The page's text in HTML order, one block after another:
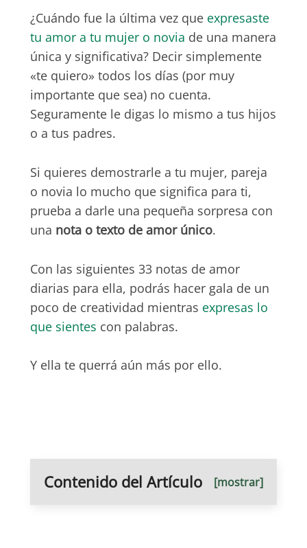
¿Cuándo fue la última vez que expresaste
tu amor a tu mujer o novia de una manera
única y significativa? Decir simplemente
«te quiero» todos los días (por muy
importante que sea) no cuenta.
Seguramente le digas lo mismo a tus hijos
o a tus padres.
Si quieres demostrarle a tu mujer, pareja
o novia lo mucho que significa para ti,
prueba a darle una pequeña sorpresa con
una nota o texto de amor único.
Con las siguientes 33 notas de amor
diarias para ella, podrás hacer gala de un
poco de creatividad mientras expresas lo
que sientes con palabras.
Y ella te querrá aún más por ello.
Contenido del Artículo [mostrar]